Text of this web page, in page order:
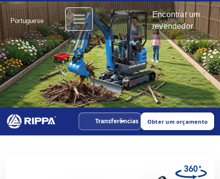
Portuguese
Encontrar um
revendedor
Transferências Obter um orçamento